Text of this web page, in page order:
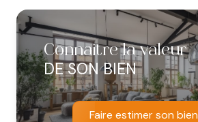
Connaitre la valeur
DE SON BIEN
Faire estimer son bien